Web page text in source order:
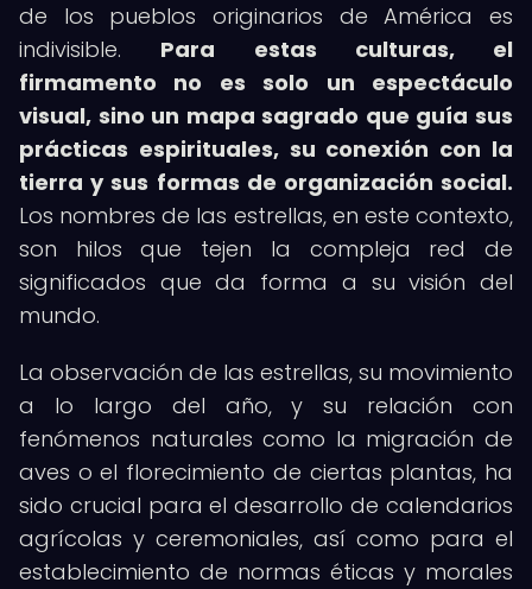
de los pueblos originarios de América es
indivisible. Para estas culturas, el
firmamento no es solo un espectáculo
visual, sino un mapa sagrado que guía sus
prácticas espirituales, su conexión con la
tierra y sus formas de organización social.
Los nombres de las estrellas, en este contexto,
son hilos que tejen la compleja red de
significados que da forma a su visión del
mundo.
La observación de las estrellas, su movimiento
a lo largo del año, y su relación con
fenómenos naturales como la migración de
aves o el florecimiento de ciertas plantas, ha
sido crucial para el desarrollo de calendarios
agrícolas y ceremoniales, así como para el
establecimiento de normas éticas y morales